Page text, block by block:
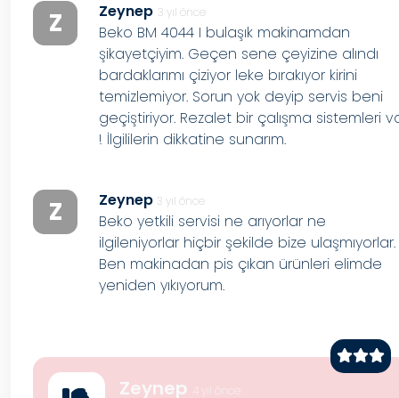
Z Zeynep 3 yıl önce
Beko BM 4044 I bulaşık makinamdan
şikayetçiyim. Geçen sene çeyizine alındı
bardaklarımı çiziyor leke bırakıyor kirini
temizlemiyor. Sorun yok deyip servis beni
geçiştiriyor. Rezalet bir çalışma sistemleri
! İlgililerin dikkatine sunarım.
Z Zeynep 3 yıl önce
Beko yetkili servisi ne arıyorlar ne
ilgileniyorlar hiçbir şekilde bize ulaşmıyorlar.
Ben makinadan pis çıkan ürünleri elimde
yeniden yıkıyorum.
Zeynep 4 yıl önce